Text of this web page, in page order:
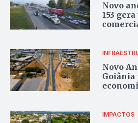
Novo
153
Novo
Goiânia
060
IMPACTOS